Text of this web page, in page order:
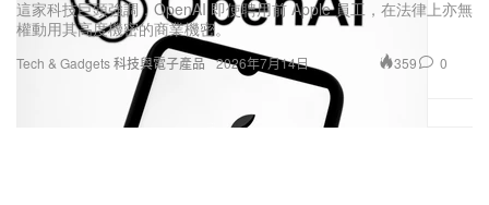
Tech & Gadgets 科技與電子產品
這家科技巨頭強調，OpenAI 即使聘用前 Apple 員工，在法律上亦無
權動用其高度機密的商業機密。
2026年7月14日 359 0